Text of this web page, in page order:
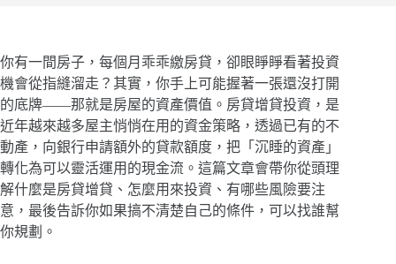
你有一間房子，每個月乖乖繳房貸，卻眼睜睜看著投資
機會從指縫溜走？其實，你手上可能握著一張還沒打開
的底牌——那就是房屋的資產價值。房貸增貸投資，是
近年越來越多屋主悄悄在用的資金策略，透過已有的不
動產，向銀行申請額外的貸款額度，把「沉睡的資產」
轉化為可以靈活運用的現金流。這篇文章會帶你從頭理
解什麼是房貸增貸、怎麼用來投資、有哪些風險要注
意，最後告訴你如果搞不清楚自己的條件，可以找誰幫
你規劃。